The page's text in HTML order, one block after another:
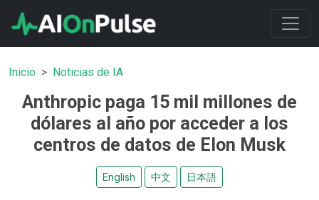
Inicio Noticias de IA
Anthropic paga 15 mil millones de
dólares al año por acceder a los
centros de datos de Elon Musk
English 中文 日本語